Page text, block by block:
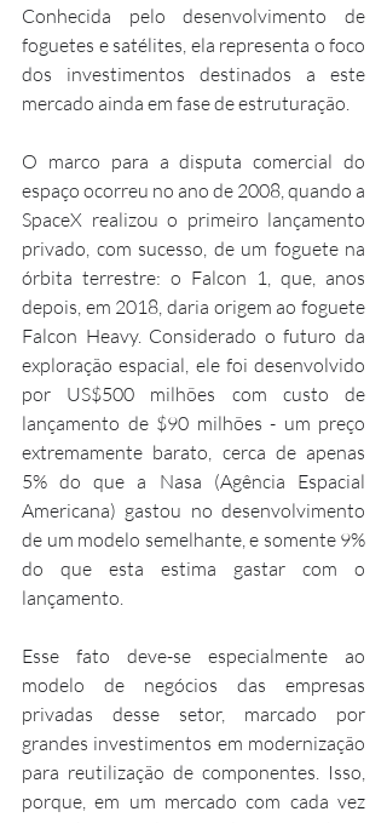
Conhecida pelo desenvolvimento de
foguetes e satélites, ela representa o foco
dos investimentos destinados a este
mercado ainda em fase de estruturação.
O marco para a disputa comercial do
espaço ocorreu no ano de 2008, quando a
SpaceX realizou o primeiro lançamento
privado, com sucesso, de um foguete na
órbita terrestre: o Falcon 1, que, anos
depois, em 2018, daria origem ao foguete
Falcon Heavy. Considerado o futuro da
exploração espacial, ele foi desenvolvido
por US$500 milhões com custo de
lançamento de $90 milhões - um preço
extremamente barato, cerca de apenas
5% do que a Nasa (Agência Espacial
Americana) gastou no desenvolvimento
de um modelo semelhante, e somente 9%
do que esta estima gastar com o
lançamento.
Esse fato deve-se especialmente ao
modelo de negócios das empresas
privadas desse setor, marcado por
grandes investimentos em modernização
para reutilização de componentes. Isso,
porque, em um mercado com cada vez